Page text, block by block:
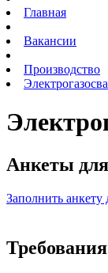
Главная
Вакансии
Производство
Анкеты для
Заполнить анкету
Требования